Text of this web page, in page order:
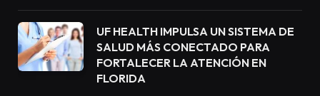
UF HEALTH IMPULSA UN SISTEMA DE
SALUD MÁS CONECTADO PARA
FORTALECER LA ATENCIÓN EN
FLORIDA